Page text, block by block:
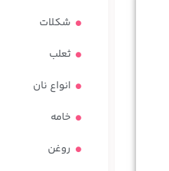
شکلات
ثعلب
انواع نان
خامه
روغن